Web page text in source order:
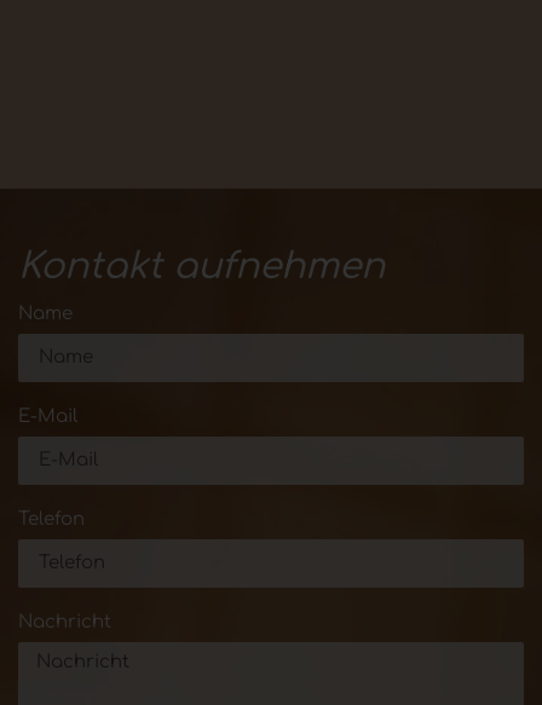
Kontakt aufnehmen
Name
E-Mail
Telefon
Nachricht